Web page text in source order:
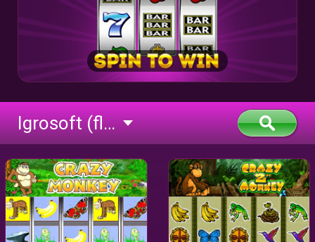
Igrosoft (flash)